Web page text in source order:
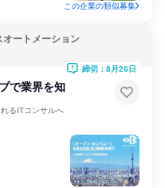
この企業の類似募集
ートメーション
で業界を知
るITコンサルへ
締切：8月26日